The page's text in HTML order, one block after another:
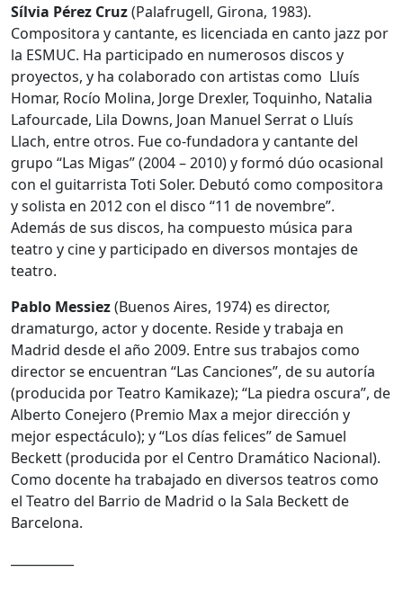
Sílvia Pérez Cruz(Palafrugell, Girona, 1983).
Compositora y cantante, es licenciada en canto jazz por
la ESMUC. Ha participado en numerosos discos y
proyectos, y ha colaborado con artistas como Lluís
Homar, Rocío Molina, Jorge Drexler, Toquinho, Natalia
Lafourcade, Lila Downs, Joan Manuel Serrat o Lluís
Llach, entre otros. Fue co-fundadora y cantante del
grupo “Las Migas” (2004 – 2010) y formó dúo ocasional
con el guitarrista Toti Soler. Debutó como compositora
y solista en 2012 con el disco “11 de novembre”.
Además de sus discos, ha compuesto música para
teatro y cine y participado en diversos montajes de
teatro.
Pablo Messiez(Buenos Aires, 1974) es director,
dramaturgo, actor y docente. Reside y trabaja en
Madrid desde el año 2009. Entre sus trabajos como
director se encuentran “Las Canciones”, de su autoría
(producida por Teatro Kamikaze); “La piedra oscura”, de
Alberto Conejero (Premio Max a mejor dirección y
mejor espectáculo); y “Los días felices” de Samuel
Beckett (producida por el Centro Dramático Nacional).
Como docente ha trabajado en diversos teatros como
el Teatro del Barrio de Madrid o la Sala Beckett de
Barcelona.